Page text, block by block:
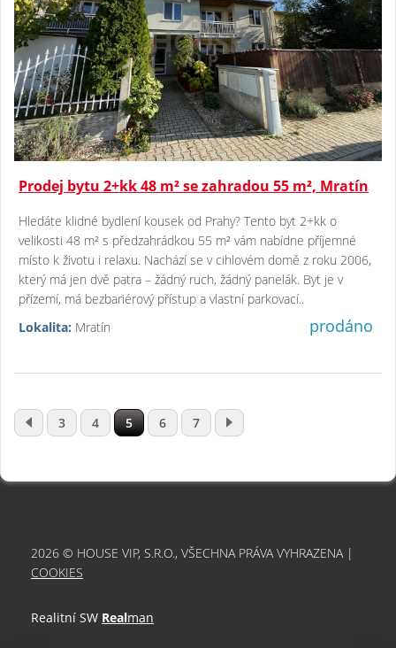
Prodej bytu 2+kk 48 m² se zahradou 55 m², Mratín
Hledáte klidné bydlení kousek od Prahy? Tento byt 2+kk o
velikosti 48 m² s předzahrádkou 55 m² vám nabídne příjemné
místo k životu i relaxu. Nachází se v cihlovém domě z roku 2006,
který má jen dvě patra – žádný ruch, žádný panelák. Byt je v
přízemí, má bezbariérový přístup a vlastní parkovací..
Lokalita: Mratín prodáno
3 4 5 6 7
2026 © HOUSE VIP, S.R.O., VŠECHNA PRÁVA VYHRAZENA |
COOKIES
Realitní SW Realman